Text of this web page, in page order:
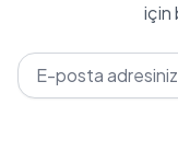
için